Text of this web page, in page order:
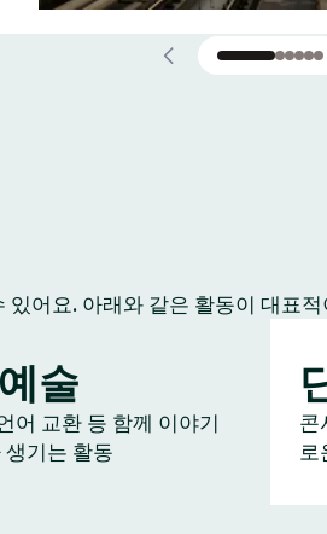
어요. 아래와 같은 활동이 대표적
술
어 교환 등 함께 이야기
기는 활동
콘
로